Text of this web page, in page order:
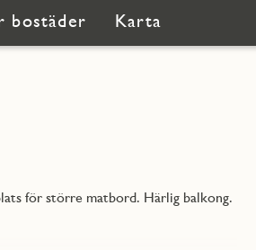
bostäder Karta
för större matbord. Härlig balkong.